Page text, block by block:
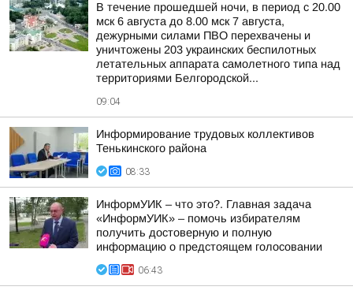
В течение прошедшей ночи, в период с 20.00
мск 6 августа до 8.00 мск 7 августа,
дежурными силами ПВО перехвачены и
уничтожены 203 украинских беспилотных
летательных аппарата самолетного типа над
территориями Белгородской...
09:04
Информирование трудовых коллективов
Тенькинского района
08:33
ИнформУИК – что это?. Главная задача
«ИнформУИК» – помочь избирателям
получить достоверную и полную
информацию о предстоящем голосовании
06:43